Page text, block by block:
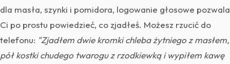
dla masła, szynki i pomidora, logowanie głosowe pozwala
Ci po prostu powiedzieć, co zjadłeś. Możesz rzucić do
telefonu: "Zjadłem dwie kromki chleba żytniego z masłem,
pół kostki chudego twarogu z rzodkiewką i wypiłem kawę